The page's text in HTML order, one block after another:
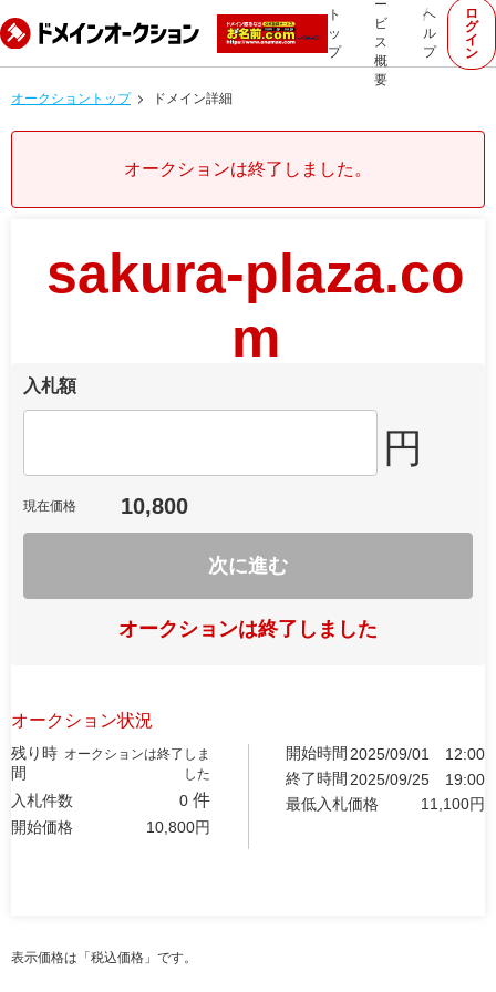
ト
ッ
プ
ー
ビ
ス
概
要
ヘ
ル
プ
ロ
グ
イ
ン
オークショントップ ドメイン詳細
オークションは終了しました。
sakura-plaza.co
m
入札額
円
現在価格 10,800
次に進む
オークションは終了しました
オークション状況
残り時
間
オークションは終了しま
した
入札件数 0 件
開始価格 10,800円
開始時間 2025/09/01
12:00
終了時間 2025/09/25
19:00
最低入札価格
11,100円
表示価格は「税込価格」です。